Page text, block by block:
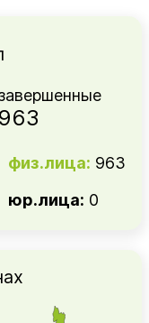
963
физ.лица: 963
юр.лица: 0